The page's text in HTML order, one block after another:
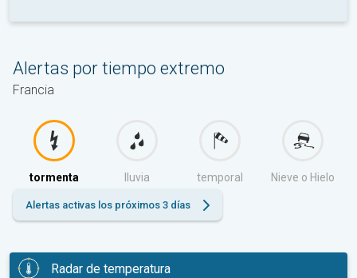
Alertas por tiempo extremo
Francia
tormenta lluvia temporal Nieve o Hielo
Alertas activas los próximos 3 días
Radar de temperatura